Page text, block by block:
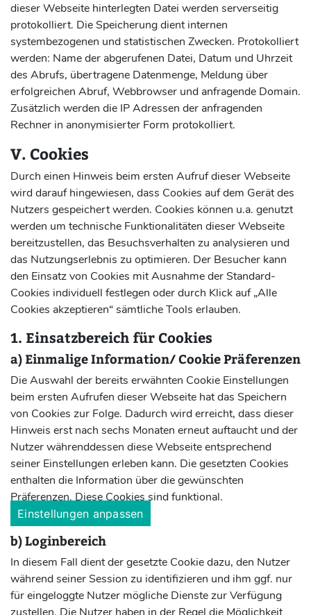
dieser Webseite hinterlegten Datei werden serverseitig
protokolliert. Die Speicherung dient internen
systembezogenen und statistischen Zwecken. Protokolliert
werden: Name der abgerufenen Datei, Datum und Uhrzeit
des Abrufs, übertragene Datenmenge, Meldung über
erfolgreichen Abruf, Webbrowser und anfragende Domain.
Zusätzlich werden die IP Adressen der anfragenden
Rechner in anonymisierter Form protokolliert.
V. Cookies
Durch einen Hinweis beim ersten Aufruf dieser Webseite
wird darauf hingewiesen, dass Cookies auf dem Gerät des
Nutzers gespeichert werden. Cookies können u.a. genutzt
werden um technische Funktionalitäten dieser Webseite
bereitzustellen, das Besuchsverhalten zu analysieren und
das Nutzungserlebnis zu optimieren. Der Besucher kann
den Einsatz von Cookies mit Ausnahme der Standard-
Cookies individuell festlegen oder durch Klick auf „Alle
Cookies akzeptieren“ sämtliche Tools erlauben.
1. Einsatzbereich für Cookies
a) Einmalige Information/ Cookie Präferenzen
Die Auswahl der bereits erwähnten Cookie Einstellungen
beim ersten Aufrufen dieser Webseite hat das Speichern
von Cookies zur Folge. Dadurch wird erreicht, dass dieser
Hinweis erst nach sechs Monaten erneut auftaucht und der
Nutzer währenddessen diese Webseite entsprechend
seiner Einstellungen erleben kann. Die gesetzten Cookies
enthalten die Information über die gewünschten
Präferenzen. Diese Cookies sind funktional.
Einstellungen anpassen
b) Loginbereich
In diesem Fall dient der gesetzte Cookie dazu, den Nutzer
während seiner Session zu identifizieren und ihm ggf. nur
für eingeloggte Nutzer mögliche Dienste zur Verfügung